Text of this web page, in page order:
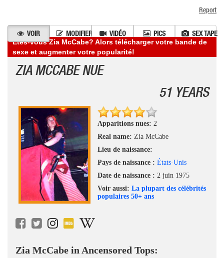
Report
VOIR MODIFIER VIDÉO PICS
SEX TAPE
Êtes-vous Zia McCabe? Alors télécharger votre bande de
sexe et augmenter votre popularité!
ZIA MCCABE NUE
51 YEARS
Apparitions nues: 2
Real name: Zia McCabe
Lieu de naissance:
Pays de naissance : États-Unis
Date de naissance : 2 juin 1975
Voir aussi: La plupart des célébrités
populaires 50+ ans
Zia McCabe in Ancensored Tops: